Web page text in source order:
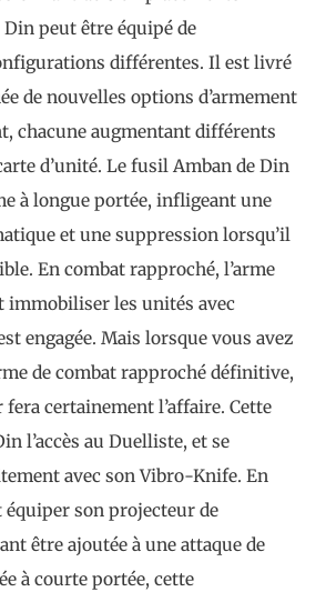
Din peut être équipé de
différentes. Il est livré
de nouvelles options d’armement
chacune augmentant différents
d’unité. Le fusil Amban de Din
à longue portée, infligeant une
et une suppression lorsqu’il
En combat rapproché, l’arme
immobiliser les unités avec
engagée. Mais lorsque vous avez
de combat rapproché définitive,
fera certainement l’affaire. Cette
l’accès au Duelliste, et se
avec son Vibro-Knife. En
son projecteur de
être ajoutée à une attaque de
à courte portée, cette